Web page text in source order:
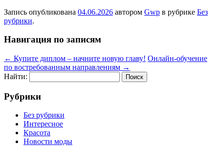
Запись опубликована 04.06.2026 автором Gwp в рубрике Без
рубрики.
Навигация по записям
← Купите диплом – начните новую главу! Онлайн-обучение
по востребованным направлениям →
Найти:
Рубрики
Без рубрики
Интересное
Красота
Новости моды